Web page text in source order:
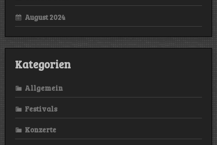
August 2024
Kategorien
Allgemein
Festivals
Konzerte